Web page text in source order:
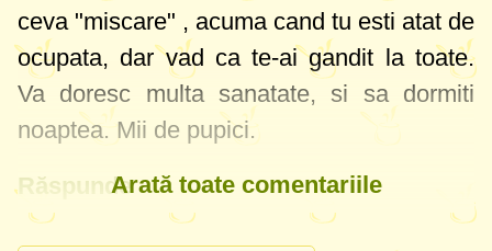
ceva "miscare" , acuma cand tu esti atat de
ocupata, dar vad ca te-ai gandit la toate.
Va doresc multa sanatate, si sa dormiti
noaptea. Mii de pupici.
RăspundeArată toate comentariile